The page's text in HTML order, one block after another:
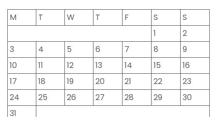
M T W T F S
S
1
2
3
4 5 6 7 8
9
10
11 12 13 14 15
16
17
18 19 20 21 22
23
24
25 26 27 28 29
30
31